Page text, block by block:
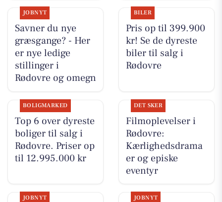
JOBNYT
Savner du nye
græsgange? - Her
er nye ledige
stillinger i
Rødovre og omegn
BILER
Pris op til 399.900
kr! Se de dyreste
biler til salg i
Rødovre
BOLIGMARKED
Top 6 over dyreste
boliger til salg i
Rødovre. Priser op
til 12.995.000 kr
DET SKER
Filmoplevelser i
Rødovre:
Kærlighedsdrama
er og episke
eventyr
JOBNYT JOBNYT